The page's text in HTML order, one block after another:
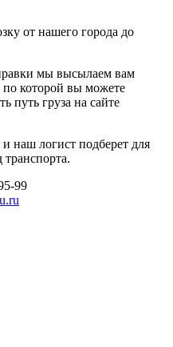
от нашего города до
мы высылаем вам
которой вы можете
путь груза на сайте
наш логист подберет для
99